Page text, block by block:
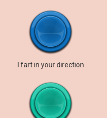
I fart in your direction